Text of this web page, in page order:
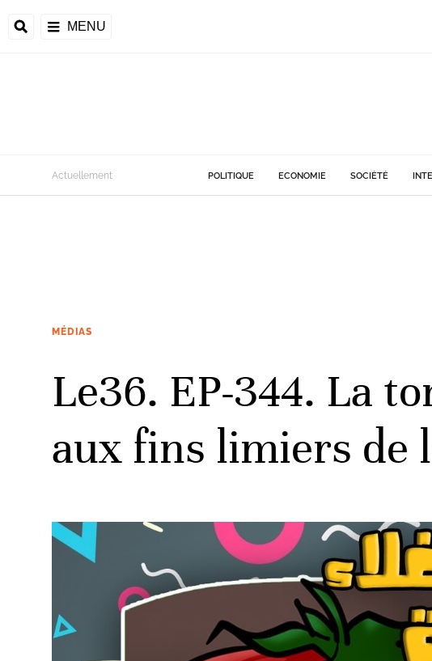
MENU
Actuellement POLITIQUE ECONOMIE SOCIÉTÉ
MÉDIAS
Le36. EP-344. La
aux fins limiers de